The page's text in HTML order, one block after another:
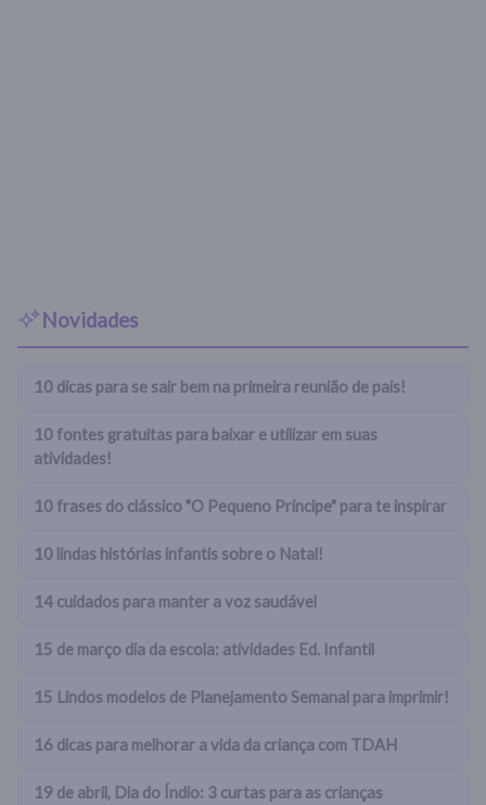
Novidades
10 dicas para se sair bem na primeira reunião de pais!
10 fontes gratuitas para baixar e utilizar em suas
atividades!
10 frases do clássico "O Pequeno Príncipe" para te inspirar
10 lindas histórias infantis sobre o Natal!
14 cuidados para manter a voz saudável
15 de março dia da escola: atividades Ed. Infantil
15 Lindos modelos de Planejamento Semanal para imprimir!
16 dicas para melhorar a vida da criança com TDAH
19 de abril, Dia do Índio: 3 curtas para as crianças